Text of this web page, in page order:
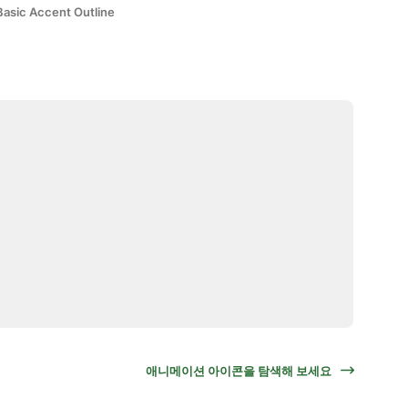
Accent Outline
애니메이션 아이콘을 탐색해 보세요